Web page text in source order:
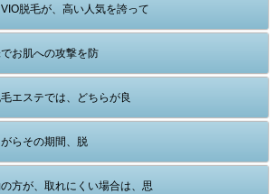
脱毛が、高い人気を誇って
お肌への攻撃を防
エステでは、どちらが良
らその期間、脱
方が、取れにくい場合は、思